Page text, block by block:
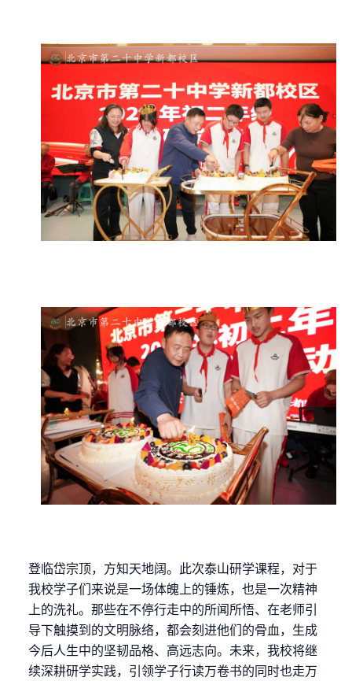
登临岱宗顶，方知天地阔。此次泰山研学课程，对于
我校学子们来说是一场体魄上的锤炼，也是一次精神
上的洗礼。那些在不停行走中的所闻所悟、在老师引
导下触摸到的文明脉络，都会刻进他们的骨血，生成
今后人生中的坚韧品格、高远志向。未来，我校将继
续深耕研学实践，引领学子行读万卷书的同时也走万